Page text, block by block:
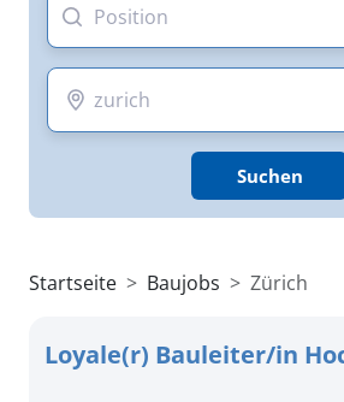
Suchen
Startseite Baujobs Zürich
Loyale(r) Bauleiter/in